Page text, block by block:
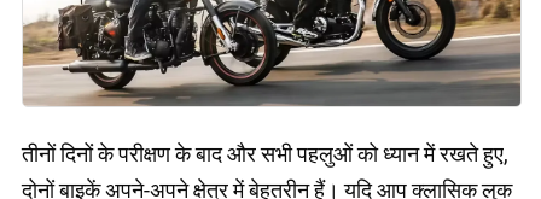
तीनों दिनों के परीक्षण के बाद और सभी पहलुओं को ध्यान में रखते हुए,
दोनों बाइकें अपने-अपने क्षेत्र में बेहतरीन हैं। यदि आप क्लासिक लुक